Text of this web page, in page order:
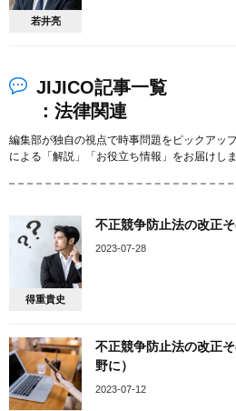
若井亮
JIJICO記事一覧
：法律関連
編集部が独自の視点で時事問題をピックアッ
による「解説」「お役立ち情報」をお届けしま
得重貴史
不正競争防止法の改正そ
2023-07-28
不正競争防止法の改正
野に）
2023-07-12